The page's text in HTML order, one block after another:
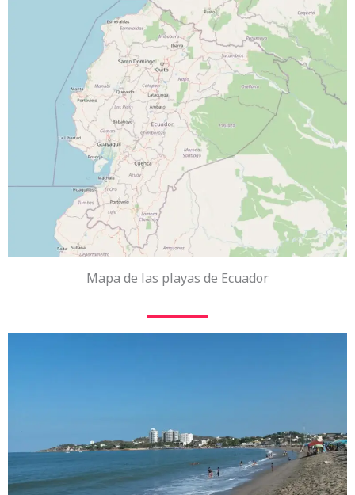
Mapa de las playas de Ecuador